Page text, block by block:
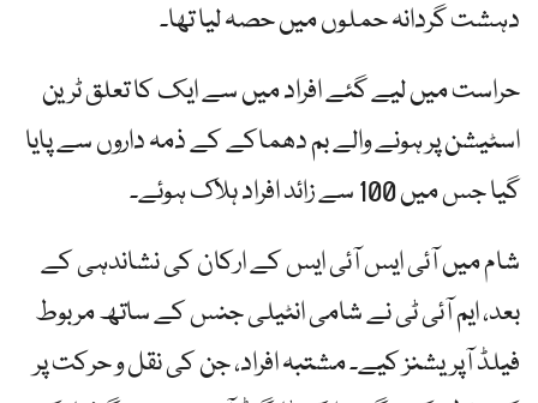
دہشت گردانہ حملوں میں حصہ لیا تھا۔
حراست میں لیے گئے افراد میں سے ایک کا تعلق ٹرین
اسٹیشن پر ہونے والے بم دھماکے کے ذمہ داروں سے پایا
گیا جس میں 100 سے زائد افراد ہلاک ہوئے۔
شام میں آئی ایس آئی ایس کے ارکان کی نشاندہی کے
بعد، ایم آئی ٹی نے شامی انٹیلی جنس کے ساتھ مربوط
فیلڈ آپریشنز کیے۔ مشتبہ افراد، جن کی نقل و حرکت پر